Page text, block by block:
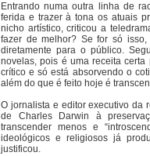
Entrando numa outra linha de
ferida e trazer à tona os atuais
nicho artístico, criticou a
fazer de melhor? Se for só isso,
diretamente para o público.
novelas, pois é uma receita certa
crítico e só está absorvendo o
além do que é feito hoje é
O jornalista e editor executivo da
de Charles Darwin à
transcender menos e
ideológicos e religiosos já
justificou.